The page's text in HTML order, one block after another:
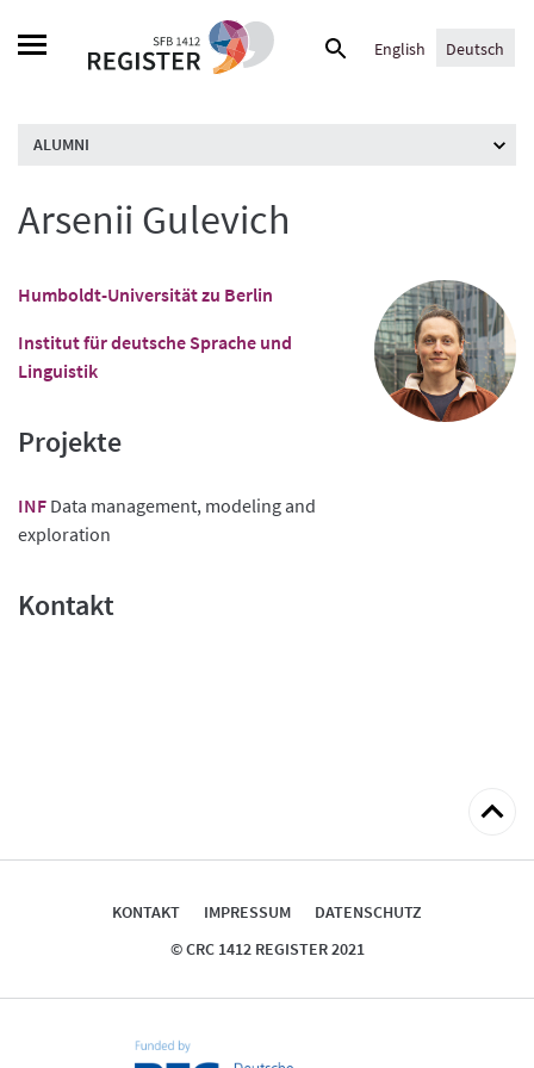
Suche
English Deutsch
ALUMNI
Arsenii Gulevich
Humboldt-Universität zu Berlin
Institut für deutsche Sprache und
Linguistik
Projekte
INF Data management, modeling and
exploration
Kontakt
zum
KONTAKT IMPRESSUM
DATENSCHUTZ
© CRC 1412 REGISTER 2021